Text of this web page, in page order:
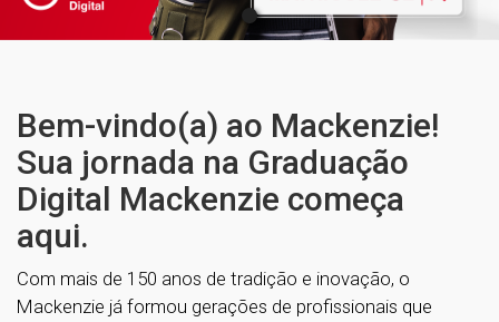
Bem-vindo(a) ao Mackenzie!
Sua jornada na Graduação
Digital Mackenzie começa
aqui.
Com mais de 150 anos de tradição e inovação, o
Mackenzie já formou gerações de profissionais que